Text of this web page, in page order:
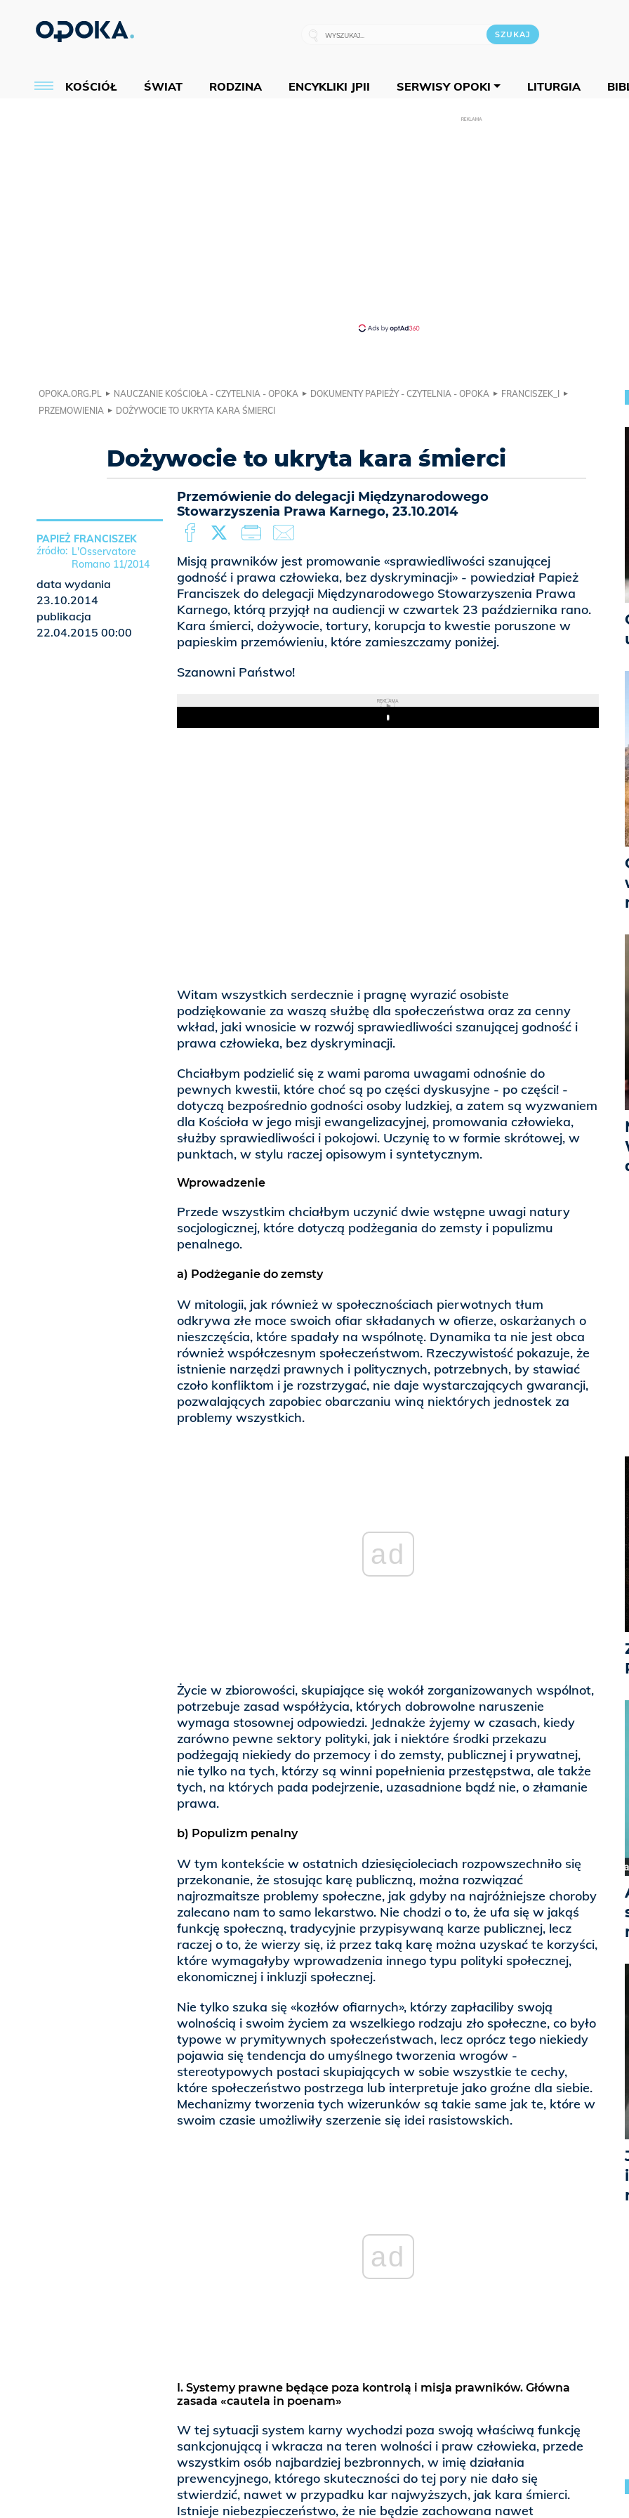
KOŚCIÓŁ ŚWIAT RODZINA ENCYKLIKI JPII SERWISY OPOKI LITURGIA
REKLAMA
OPOKA.ORG.PL NAUCZANIE KOŚCIOŁA - CZYTELNIA - OPOKA DOKUMENTY PAPIEŻY - CZYTELNIA - OPOKA
FRANCISZEK_I
PRZEMOWIENIA
DOŻYWOCIE TO UKRYTA KARA ŚMIERCI
Dożywocie to ukryta kara śmierci
Przemówienie do delegacji Międzynarodowego
Stowarzyszenia Prawa Karnego, 23.10.2014
Misją prawników jest promowanie «sprawiedliwości szanującej
godność i prawa człowieka, bez dyskryminacji» - powiedział Papież
Franciszek do delegacji Międzynarodowego Stowarzyszenia Prawa
Karnego, którą przyjął na audiencji w czwartek 23 października rano.
Kara śmierci, dożywocie, tortury, korupcja to kwestie poruszone w
papieskim przemówieniu, które zamieszczamy poniżej.
Szanowni Państwo!
REKLAMA
Play
Witam wszystkich serdecznie i pragnę wyrazić osobiste
podziękowanie za waszą służbę dla społeczeństwa oraz za cenny
wkład, jaki wnosicie w rozwój sprawiedliwości szanującej godność i
prawa człowieka, bez dyskryminacji.
Chciałbym podzielić się z wami paroma uwagami odnośnie do
pewnych kwestii, które choć są po części dyskusyjne - po części! -
dotyczą bezpośrednio godności osoby ludzkiej, a zatem są wyzwaniem
dla Kościoła w jego misji ewangelizacyjnej, promowania człowieka,
służby sprawiedliwości i pokojowi. Uczynię to w formie skrótowej, w
punktach, w stylu raczej opisowym i syntetycznym.
Wprowadzenie
Przede wszystkim chciałbym uczynić dwie wstępne uwagi natury
socjologicznej, które dotyczą podżegania do zemsty i populizmu
penalnego.
a) Podżeganie do zemsty
W mitologii, jak również w społecznościach pierwotnych tłum
odkrywa złe moce swoich ofiar składanych w ofierze, oskarżanych o
nieszczęścia, które spadały na wspólnotę. Dynamika ta nie jest obca
również współczesnym społeczeństwom. Rzeczywistość pokazuje, że
istnienie narzędzi prawnych i politycznych, potrzebnych, by stawiać
czoło konfliktom i je rozstrzygać, nie daje wystarczających gwarancji,
pozwalających zapobiec obarczaniu winą niektórych jednostek za
problemy wszystkich.
ad
Życie w zbiorowości, skupiające się wokół zorganizowanych wspólnot,
potrzebuje zasad współżycia, których dobrowolne naruszenie
wymaga stosownej odpowiedzi. Jednakże żyjemy w czasach, kiedy
zarówno pewne sektory polityki, jak i niektóre środki przekazu
podżegają niekiedy do przemocy i do zemsty, publicznej i prywatnej,
nie tylko na tych, którzy są winni popełnienia przestępstwa, ale także
tych, na których pada podejrzenie, uzasadnione bądź nie, o złamanie
prawa.
b) Populizm penalny
W tym kontekście w ostatnich dziesięcioleciach rozpowszechniło się
przekonanie, że stosując karę publiczną, można rozwiązać
najrozmaitsze problemy społeczne, jak gdyby na najróżniejsze choroby
zalecano nam to samo lekarstwo. Nie chodzi o to, że ufa się w jakąś
funkcję społeczną, tradycyjnie przypisywaną karze publicznej, lecz
raczej o to, że wierzy się, iż przez taką karę można uzyskać te korzyści,
które wymagałyby wprowadzenia innego typu polityki społecznej,
ekonomicznej i inkluzji społecznej.
Nie tylko szuka się «kozłów ofiarnych», którzy zapłaciliby swoją
wolnością i swoim życiem za wszelkiego rodzaju zło społeczne, co było
typowe w prymitywnych społeczeństwach, lecz oprócz tego niekiedy
pojawia się tendencja do umyślnego tworzenia wrogów -
stereotypowych postaci skupiających w sobie wszystkie te cechy,
które społeczeństwo postrzega lub interpretuje jako groźne dla siebie.
Mechanizmy tworzenia tych wizerunków są takie same jak te, które w
swoim czasie umożliwiły szerzenie się idei rasistowskich.
ad
I. Systemy prawne będące poza kontrolą i misja prawników. Główna
zasada «cautela in poenam»
W tej sytuacji system karny wychodzi poza swoją właściwą funkcję
sankcjonującą i wkracza na teren wolności i praw człowieka, przede
wszystkim osób najbardziej bezbronnych, w imię działania
prewencyjnego, którego skuteczności do tej pory nie dało się
stwierdzić, nawet w przypadku kar najwyższych, jak kara śmierci.
Istnieje niebezpieczeństwo, że nie będzie zachowana nawet
PAPIEŻ FRANCISZEK
L'Osservatore
Romano 11/2014
data wydania
23.10.2014
publikacja
22.04.2015 00:00